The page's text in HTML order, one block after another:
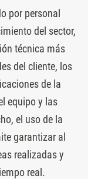
por personal
del sector,
técnica más
del cliente, los
de la
equipo y las
el uso de la
garantizar al
realizadas y
real.